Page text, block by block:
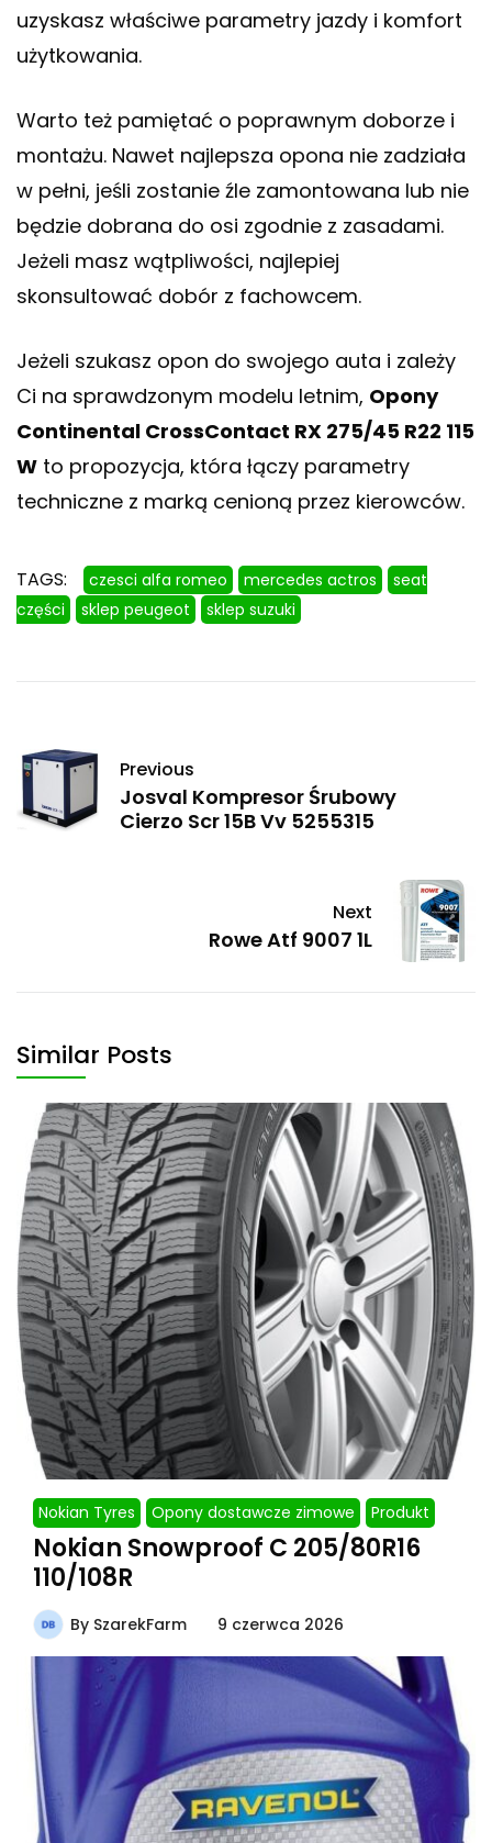
uzyskasz właściwe parametry jazdy i komfort
użytkowania.
Warto też pamiętać o poprawnym doborze i
montażu. Nawet najlepsza opona nie zadziała
w pełni, jeśli zostanie źle zamontowana lub nie
będzie dobrana do osi zgodnie z zasadami.
Jeżeli masz wątpliwości, najlepiej
skonsultować dobór z fachowcem.
Jeżeli szukasz opon do swojego auta i zależy
Ci na sprawdzonym modelu letnim, Opony
Continental CrossContact RX 275/45 R22 115
W to propozycja, która łączy parametry
techniczne z marką cenioną przez kierowców.
TAGS: czesci alfa romeo mercedes actros
seat
części
sklep peugeot sklep suzuki
Previous
Josval Kompresor Śrubowy
Cierzo Scr 15B Vv 5255315
Next
Rowe Atf 9007 1L
Similar Posts
Nokian Tyres Opony dostawcze zimowe Produkt
Nokian Snowproof C 205/80R16
110/108R
By SzarekFarm 9 czerwca 2026